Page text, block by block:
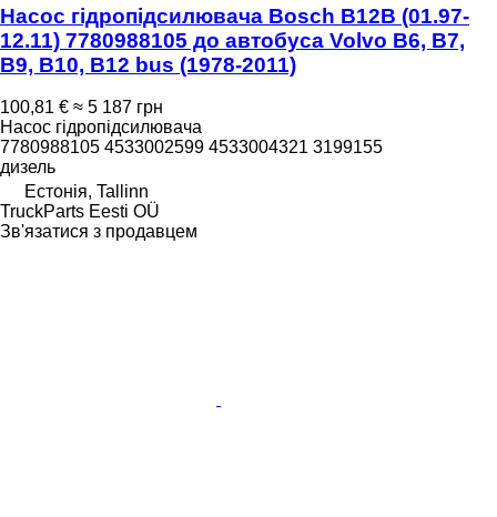
Насос гідропідсилювача Bosch B12B (01.97-
12.11) 7780988105 до автобуса Volvo B6, B7,
B9, B10, B12 bus (1978-2011)
100,81 € ≈ 5 187 грн
Насос гідропідсилювача
7780988105 4533002599 4533004321 3199155
дизель
Естонія, Tallinn
TruckParts Eesti OÜ
Зв'язатися з продавцем